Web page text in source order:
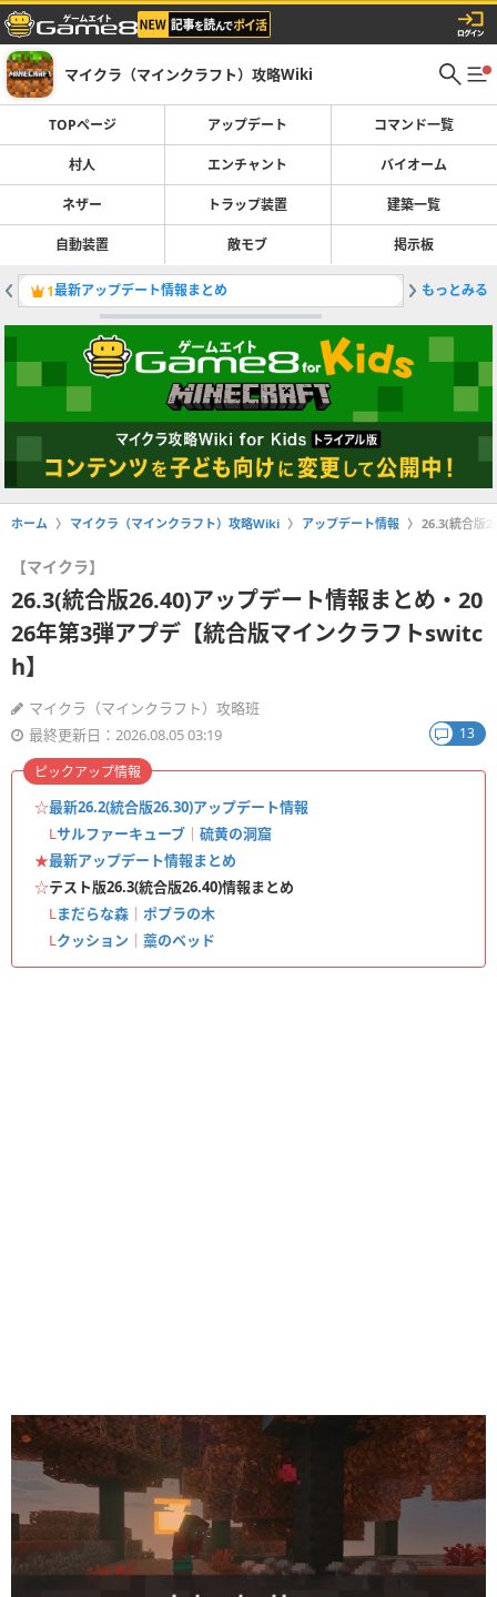
マイクラ（マインクラフト）攻略Wiki
TOPページ アップデート コマンド一覧
村人 エンチャント バイオーム
ネザー トラップ装置 建築一覧
自動装置 敵モブ 掲示板
1最新アップデート情報まとめ 2旅路の
もっとみる
ホーム マイクラ（マインクラフト）攻略Wiki アップデート情報 26.3(統合版
【マイクラ】
26.3(統合版26.40)アップデート情報まとめ・20
26年第3弾アプデ【統合版マインクラフトswitc
h】
マイクラ（マインクラフト）攻略班
最終更新日：2026.08.05 03:19
13
☆最新26.2(統合版26.30)アップデート情報
Lサルファーキューブ ｜ 硫黄の洞窟
★最新アップデート情報まとめ
☆テスト版26.3(統合版26.40)情報まとめ
Lまだらな森 ｜ ポプラの木
Lクッション ｜ 藁のベッド
ピックアップ情報